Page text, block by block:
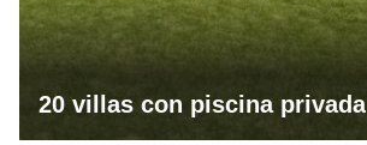
20 villas con piscina privada